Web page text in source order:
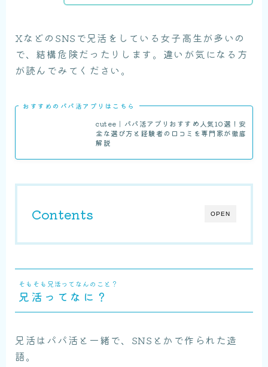
XなどのSNSで兄活をしている女子高生が多いの
で、結構危険だったりします。違いが気になる方
が読んでみてください。
おすすめのパパ活アプリはこちら
cutee｜パパ活アプリおすすめ人気10選！安
全な選び方と経験者の口コミを専門家が徹底
解説
OPEN
Contents
そもそも兄活ってなんのこと？
兄活ってなに？
兄活はパパ活と一緒で、SNSとかで作られた造
語。